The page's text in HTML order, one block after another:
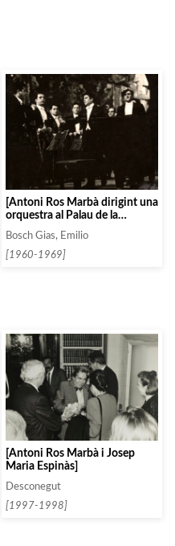
[Antoni Ros Marbà dirigint una
orquestra al Palau de la
Música]
Bosch Gias, Emilio
[1960-1969]
[Antoni Ros Marbà i Josep
Maria Espinàs]
Desconegut
[1997-1998]